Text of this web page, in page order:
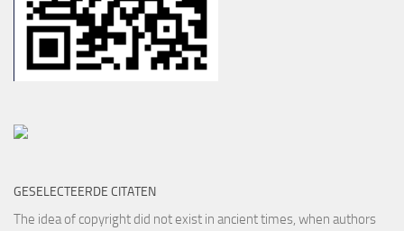
GESELECTEERDE CITATEN
The idea of copyright did not exist in ancient times, when authors